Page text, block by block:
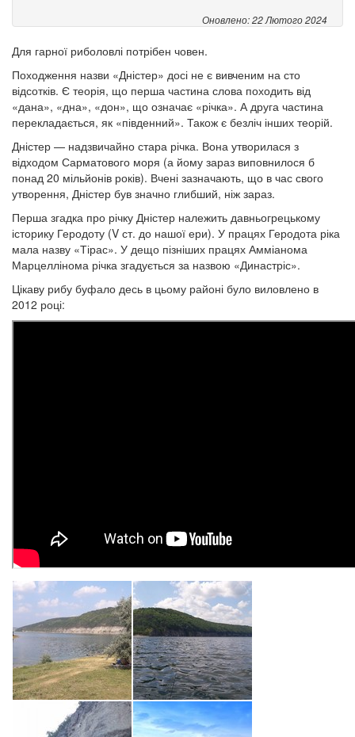
Оновлено: 22 Лютого 2024
Для гарної риболовлі потрібен човен.
Походження назви «Дністер» досі не є вивченим на сто
відсотків. Є теорія, що перша частина слова походить від
«дана», «дна», «дон», що означає «річка». А друга частина
перекладається, як «південний». Також є безліч інших теорій.
Дністер — надзвичайно стара річка. Вона утворилася з
відходом Сарматового моря (а йому зараз виповнилося б
понад 20 мільйонів років). Вчені зазначають, що в час свого
утворення, Дністер був значно глибший, ніж зараз.
Перша згадка про річку Дністер належить давньогрецькому
історику Геродоту (V ст. до нашої ери). У працях Геродота ріка
мала назву «Тірас». У дещо пізніших працях Амміанома
Марцеллінома річка згадується за назвою «Династріс».
Цікаву рибу буфало десь в цьому районі було виловлено в
2012 році: